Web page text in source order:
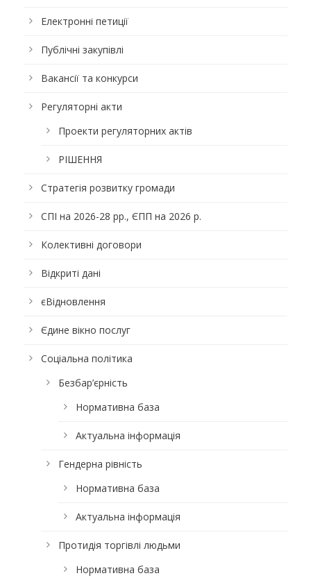
Електронні петиції
Публічні закупівлі
Вакансії та конкурси
Регуляторні акти
Проекти регуляторних актів
РІШЕННЯ
Стратегія розвитку громади
СПІ на 2026-28 рр., ЄПП на 2026 р.
Колективні договори
Відкриті дані
єВідновлення
Єдине вікно послуг
Соціальна політика
Безбар’єрність
Нормативна база
Актуальна інформація
Гендерна рівність
Нормативна база
Актуальна інформація
Протидія торгівлі людьми
Нормативна база